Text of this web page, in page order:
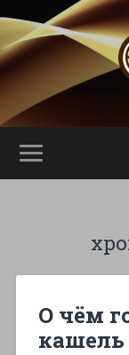
О чём
кашель